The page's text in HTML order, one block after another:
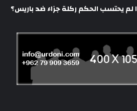
يحتسب الحكم ركلة جزاء ضد باريس؟